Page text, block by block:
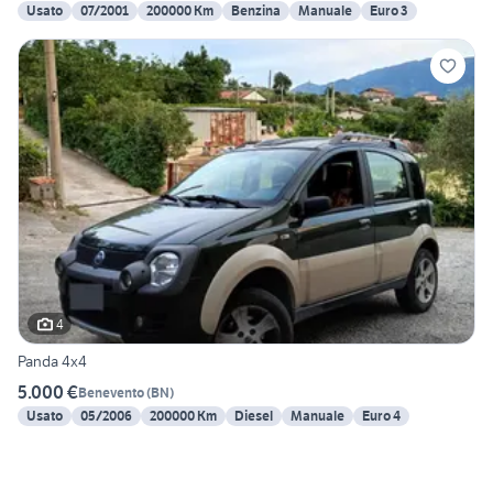
Usato
07/2001 200000 Km Benzina Manuale Euro 3
4
Panda 4x4
5.000 €Benevento(BN)
Usato
05/2006 200000 Km Diesel Manuale Euro 4